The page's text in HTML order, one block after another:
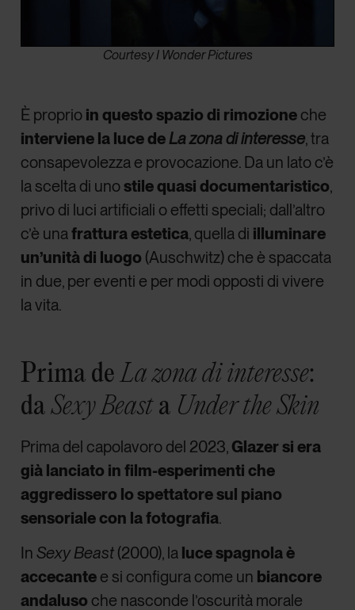
Courtesy I Wonder Pictures
È proprio in questo spazio di rimozione che
interviene la luce deLa zona di interesse, tra
consapevolezza e provocazione. Da un lato c’è
la scelta di unostile quasi documentaristico,
privo di luci artificiali o effetti speciali; dall’altro
c’è unafrattura estetica, quella di illuminare
un’unità di luogo (Auschwitz) che è spaccata
in due, per eventi e per modi opposti di vivere
la vita.
Prima deLa zona di interesse:
daSexy Beasta Under the Skin
Prima del capolavoro del 2023, Glazer si era
già lanciato in film-esperimenti che
aggredissero lo spettatore sul piano
sensoriale con lafotografia.
InSexy Beast (2000), la luce spagnola è
accecante e si configura come un biancore
andaluso che nasconde l’oscurità morale